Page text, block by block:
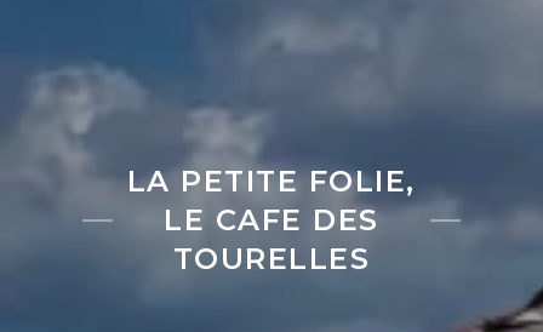
LA PETITE FOLIE,
LE CAFE DES
TOURELLES